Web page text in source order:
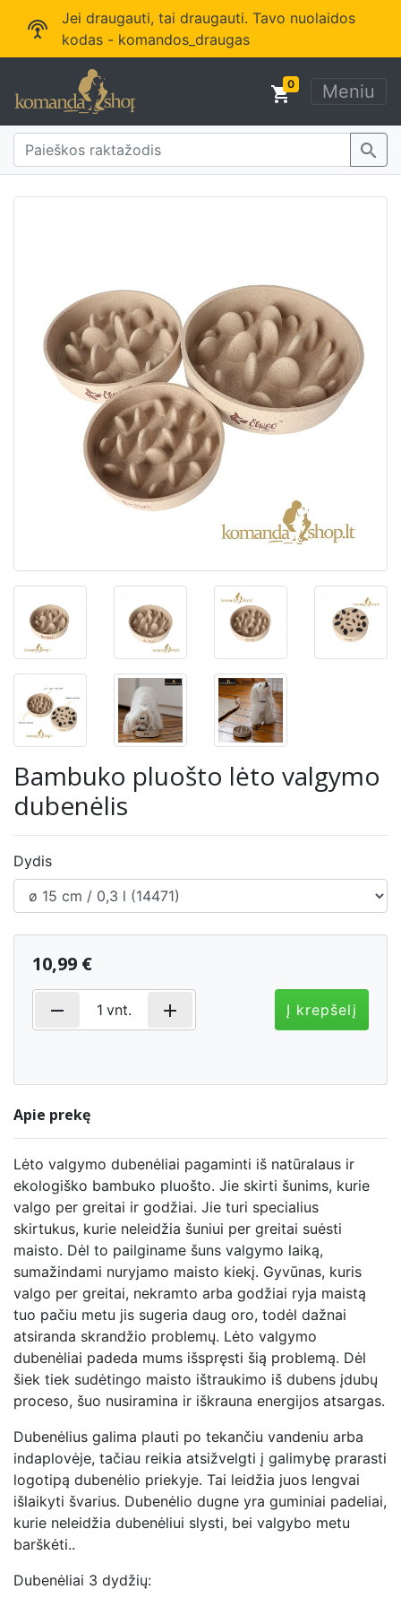
settings_input_antenna
Jei draugauti, tai draugauti. Tavo nuolaidos
kodas - komandos_draugas
shopping_cart0 Meniu
search
Bambuko pluošto lėto valgymo
dubenėlis
Dydis
10,99 €
remove 1 vnt. add Į krepšelį
Apie prekę
Lėto valgymo dubenėliai pagaminti iš natūralaus ir
ekologiško bambuko pluošto. Jie skirti šunims, kurie
valgo per greitai ir godžiai. Jie turi specialius
skirtukus, kurie neleidžia šuniui per greitai suėsti
maisto. Dėl to pailginame šuns valgymo laiką,
sumažindami nuryjamo maisto kiekį. Gyvūnas, kuris
valgo per greitai, nekramto arba godžiai ryja maistą
tuo pačiu metu jis sugeria daug oro, todėl dažnai
atsiranda skrandžio problemų. Lėto valgymo
dubenėliai padeda mums išspręsti šią problemą. Dėl
šiek tiek sudėtingo maisto ištraukimo iš dubens įdubų
proceso, šuo nusiramina ir iškrauna energijos atsargas.
Dubenėlius galima plauti po tekančiu vandeniu arba
indaplovėje, tačiau reikia atsižvelgti į galimybę prarasti
logotipą dubenėlio priekyje. Tai leidžia juos lengvai
išlaikyti švarius. Dubenėlio dugne yra guminiai padeliai,
kurie neleidžia dubenėliui slysti, bei valgybo metu
barškėti..
Dubenėliai 3 dydžių: